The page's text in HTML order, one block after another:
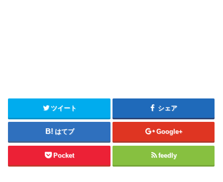
ツイート シェア
はてブ Google+
Pocket feedly